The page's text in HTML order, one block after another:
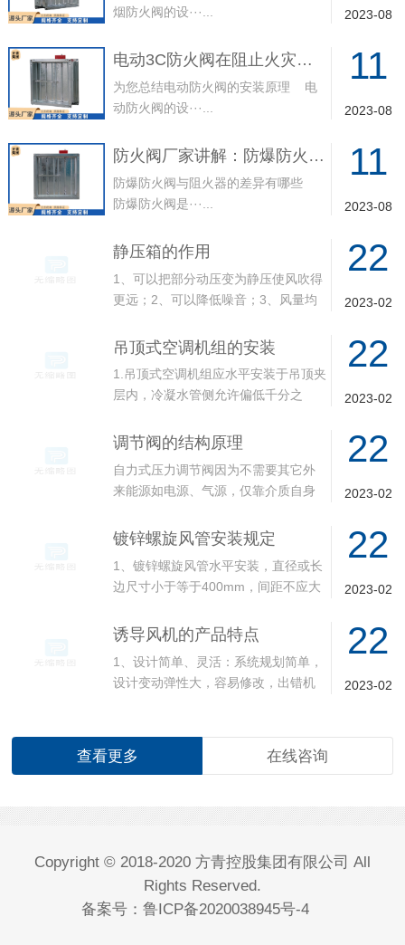
烟防火阀的设···...
2023-08
电动3C防火阀在阻止火灾事故上的功效
为您总结电动防火阀的安装原理 电
动防火阀的设···...
11
2023-08
防火阀厂家讲解：防爆防火阀厂家带来排烟类产品分析
防爆防火阀与阻火器的差异有哪些
防爆防火阀是···...
11
2023-08
静压箱的作用
1、可以把部分动压变为静压使风吹得
更远；2、可以降低噪音；3、风量均
22
2023-02
吊顶式空调机组的安装
1.吊顶式空调机组应水平安装于吊顶夹
层内，冷凝水管侧允许偏低千分之
22
2023-02
调节阀的结构原理
自力式压力调节阀因为不需要其它外
来能源如电源、气源，仅靠介质自身
22
2023-02
镀锌螺旋风管安装规定
1、镀锌螺旋风管水平安装，直径或长
边尺寸小于等于400mm，间距不应大
22
2023-02
诱导风机的产品特点
1、设计简单、灵活：系统规划简单，
设计变动弹性大，容易修改，出错机
22
2023-02
查看更多 在线咨询
Copyright © 2018-2020 方青控股集团有限公司 All
Rights Reserved.
备案号： 鲁ICP备2020038945号-4